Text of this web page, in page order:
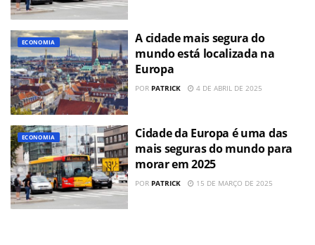
ECONOMIA
A cidade mais segura do
mundo está localizada na
Europa
POR PATRICK 4 DE ABRIL DE 2025
ECONOMIA
Cidade da Europa é uma das
mais seguras do mundo para
morar em 2025
POR PATRICK 15 DE MARÇO DE 2025